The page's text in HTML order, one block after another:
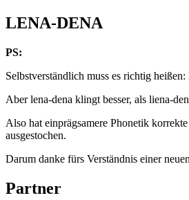
LENA-DENA
PS:
Selbstverständlich muss es richtig heißen:
Aber lena-dena klingt besser, als liena-
Also hat einprägsamere Phonetik
ausgestochen.
Darum danke fürs Verständnis einer
Partner